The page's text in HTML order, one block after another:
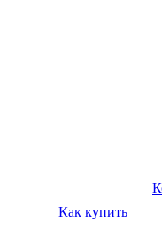
Как купить